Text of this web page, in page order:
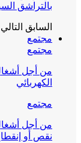
بالتراشق
السابق التالي
مجتمع
مجتمع
من أجل
الكهربائي
مجتمع
من أجل
نقص أو